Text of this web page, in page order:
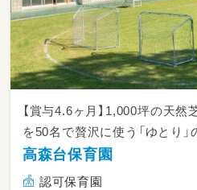
【賞与4.6ヶ月】1,000坪の天然
を50名で贅沢に使う「ゆとり
高森台保育園
認可保育園